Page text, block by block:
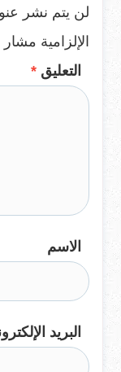
لن يتم نشر
الإلزامية مشار
التعليق *
الاسم
البريد